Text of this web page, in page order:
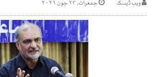
ویب ڈیسک جمعرات, ۲۴ جون ۲۰۲۱